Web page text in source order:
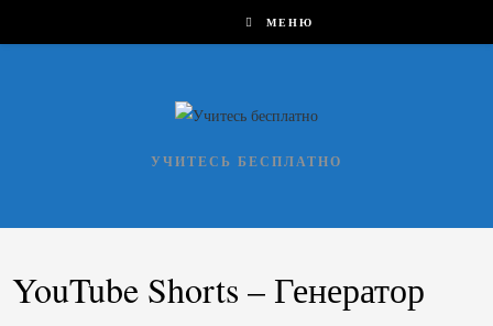
к
МЕНЮ
УЧИТЕСЬ БЕСПЛАТНО
YouTube Shorts – Генератор